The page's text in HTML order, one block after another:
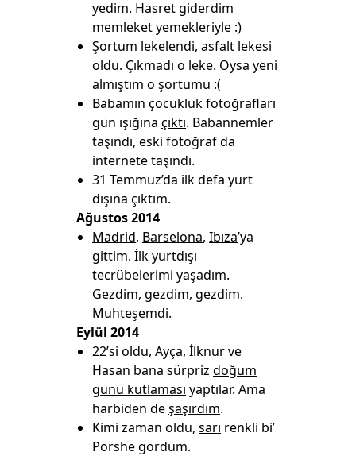
yedim. Hasret giderdim
memleket yemekleriyle :)
Şortum lekelendi, asfalt lekesi
oldu. Çıkmadı o leke. Oysa yeni
almıştım o şortumu :(
Babamın çocukluk fotoğrafları
gün ışığına çıktı. Babannemler
taşındı, eski fotoğraf da
internete taşındı.
31 Temmuz’da ilk defa yurt
dışına çıktım.
Ağustos 2014
Madrid, Barselona, Ibıza’ya
gittim. İlk yurtdışı
tecrübelerimi yaşadım.
Gezdim, gezdim, gezdim.
Muhteşemdi.
Eylül 2014
22’si oldu, Ayça, İlknur ve
Hasan bana sürpriz doğum
günü kutlaması yaptılar. Ama
harbiden deşaşırdım.
Kimi zaman oldu, sarı renkli bi’
Porshe gördüm.